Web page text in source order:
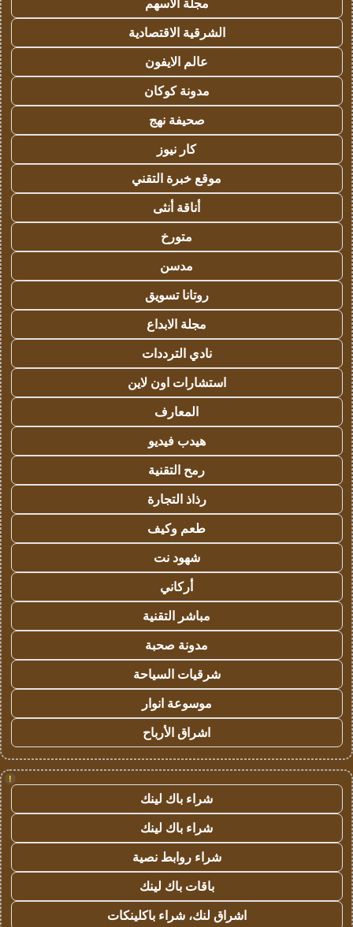
مجلة الاسهم
الشرقية الاقتصادية
عالم الايفون
مدونة كوكان
صحيفة نهج
كار نيوز
موقع خبرة التقني
أناقة أنثى
متورخ
مدسن
روتانا تسويق
مجلة الابداع
نادي الترددات
استشارات اون لاين
المعارف
هيدب فيديو
رمح التقنية
رذاذ التجارة
طعم وكيف
شهود نت
أركاني
مباشر التقنية
مدونة صحبة
شرقيات السياحة
موسوعة انوار
اشراق الأرباح
!
شراء باك لينك
شراء باك لينك
شراء روابط نصية
باقات باك لينك
اشراق لنك، شراء باكلينكات